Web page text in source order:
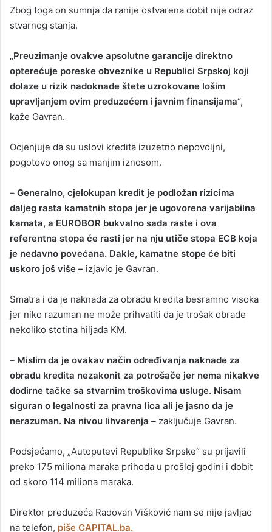
Zbog toga on sumnja da ranije ostvarena dobit nije odraz
stvarnog stanja.
„Preuzimanje ovakve apsolutne garancije direktno
opterećuje poreske obveznike u Republici Srpskoj koji
dolaze u rizik nadoknade štete uzrokovane lošim
upravljanjem ovim preduzećem i javnim finansijama“,
kaže Gavran.
Ocjenjuje da su uslovi kredita izuzetno nepovoljni,
pogotovo onog sa manjim iznosom.
– Generalno, cjelokupan kredit je podložan rizicima
daljeg rasta kamatnih stopa jer je ugovorena varijabilna
kamata, a EUROBOR bukvalno sada raste i ova
referentna stopa će rasti jer na nju utiče stopa ECB koja
je nedavno povećana. Dakle, kamatne stope će biti
uskoro još više – izjavio je Gavran.
Smatra i da je naknada za obradu kredita besramno visoka
jer niko razuman ne može prihvatiti da je trošak obrade
nekoliko stotina hiljada KM.
– Mislim da je ovakav način određivanja naknade za
obradu kredita nezakonit za potrošače jer nema nikakve
dodirne tačke sa stvarnim troškovima usluge. Nisam
siguran o legalnosti za pravna lica ali je jasno da je
nerazuman. Na nivou lihvarenja – zaključuje Gavran.
Podsjećamo, „Autoputevi Republike Srpske“ su prijavili
preko 175 miliona maraka prihoda u prošloj godini i dobit
od skoro 114 miliona maraka.
Direktor preduzeća Radovan Višković nam se nije javljao
na telefon, piše CAPITAL.ba.